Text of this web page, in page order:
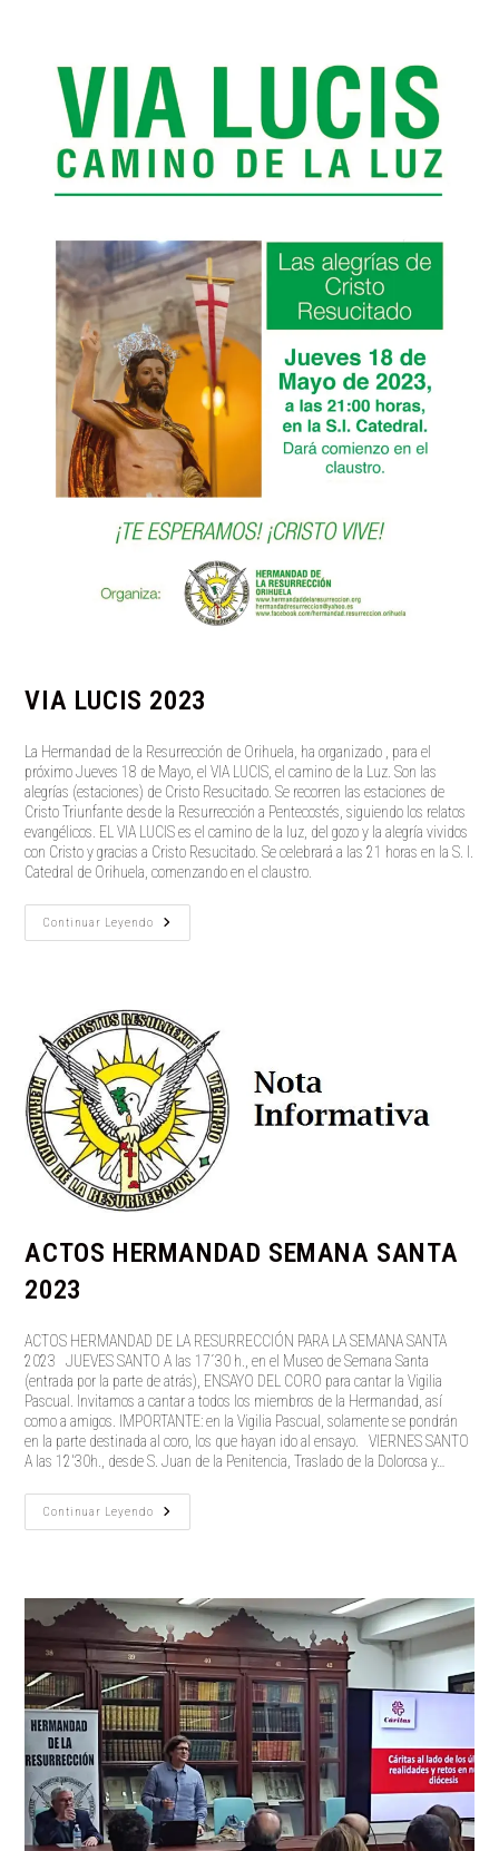
VIA LUCIS 2023
La Hermandad de la Resurrección de Orihuela, ha organizado , para el
próximo Jueves 18 de Mayo, el VIA LUCIS, el camino de la Luz. Son las
alegrías (estaciones) de Cristo Resucitado. Se recorren las estaciones de
Cristo Triunfante desde la Resurrección a Pentecostés, siguiendo los relatos
evangélicos. EL VIA LUCIS es el camino de la luz, del gozo y la alegría vividos
con Cristo y gracias a Cristo Resucitado. Se celebrará a las 21 horas en la S. I.
Catedral de Orihuela, comenzando en el claustro.
Continuar Leyendo
VIA
LUCIS
ACTOS HERMANDAD SEMANA SANTA
2023
ACTOS HERMANDAD DE LA RESURRECCIÓN PARA LA SEMANA SANTA
2023 JUEVES SANTO A las 17´30 h., en el Museo de Semana Santa
(entrada por la parte de atrás), ENSAYO DEL CORO para cantar la Vigilia
Pascual. Invitamos a cantar a todos los miembros de la Hermandad, así
como a amigos. IMPORTANTE: en la Vigilia Pascual, solamente se pondrán
en la parte destinada al coro, los que hayan ido al ensayo. VIERNES SANTO
A las 12'30h., desde S. Juan de la Penitencia, Traslado de la Dolorosa y…
Continuar Leyendo
ACTOS
HERMANDAD